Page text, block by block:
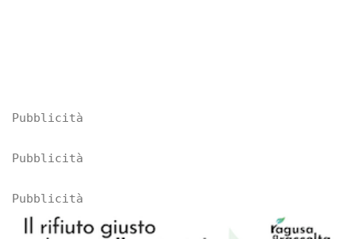
Pubblicità
Pubblicità
Pubblicità